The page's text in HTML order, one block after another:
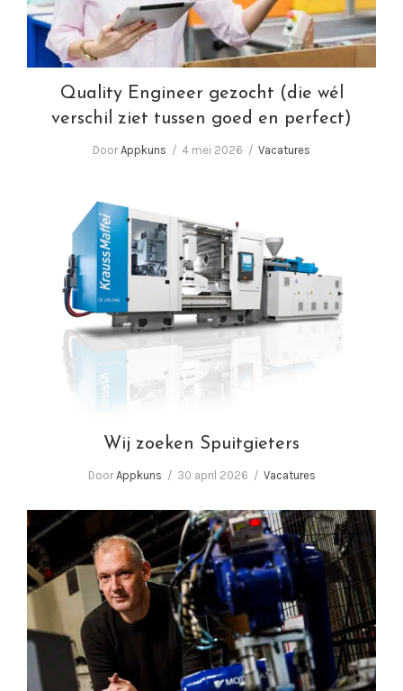
Quality Engineer gezocht (die wél
verschil ziet tussen goed en perfect)
DoorAppkuns 4 mei 2026 Vacatures
Wij zoeken Spuitgieters
Wij zoeken Spuitgieters
DoorAppkuns 30 april 2026 Vacatures
In gesprek met Corné van Baal, eigenaar
Appkuns | Performance in plastics!